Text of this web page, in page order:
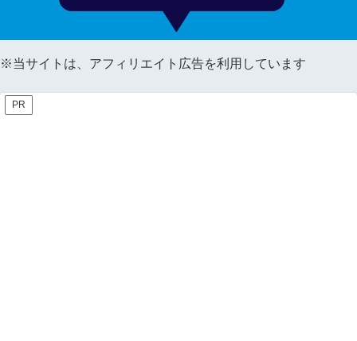
※当サイトは、アフィリエイト広告を利用しています
PR